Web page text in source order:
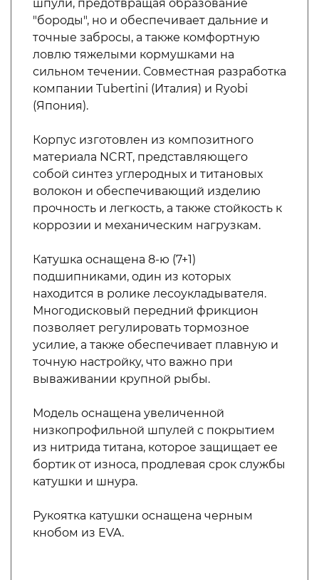
шпули, предотвращая образование
"бороды", но и обеспечивает дальние и
точные забросы, а также комфортную
ловлю тяжелыми кормушками на
сильном течении. Совместная разработка
компании Tubertini (Италия) и Ryobi
(Япония).
Корпус изготовлен из композитного
материала NCRT, представляющего
собой синтез углеродных и титановых
волокон и обеспечивающий изделию
прочность и легкость, а также стойкость к
коррозии и механическим нагрузкам.
Катушка оснащена 8-ю (7+1)
подшипниками, один из которых
находится в ролике лесоукладывателя.
Многодисковый передний фрикцион
позволяет регулировать тормозное
усилие, а также обеспечивает плавную и
точную настройку, что важно при
вываживании крупной рыбы.
Модель оснащена увеличенной
низкопрофильной шпулей с покрытием
из нитрида титана, которое защищает ее
бортик от износа, продлевая срок службы
катушки и шнура.
Рукоятка катушки оснащена черным
кнобом из EVA.